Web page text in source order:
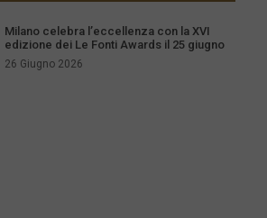
Milano celebra l’eccellenza con la XVI
edizione dei Le Fonti Awards il 25 giugno
26 Giugno 2026